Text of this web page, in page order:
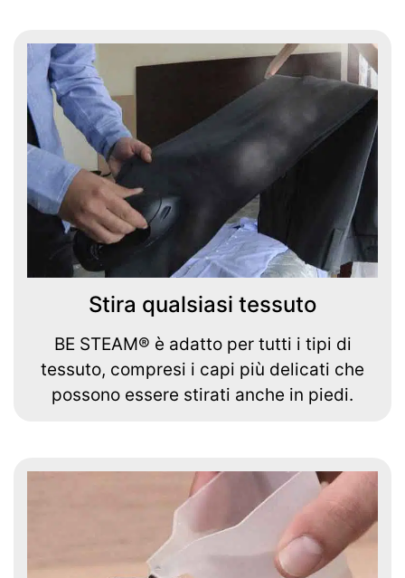
Stira qualsiasi tessuto
BE STEAM® è adatto per tutti i tipi di
tessuto, compresi i capi più delicati che
possono essere stirati anche in piedi.